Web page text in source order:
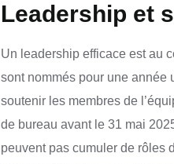
Leadership et
Un leadership efficace est au
sont nommés pour une année
soutenir les membres de
de bureau avant le 31 mai
peuvent pas cumuler de rôles